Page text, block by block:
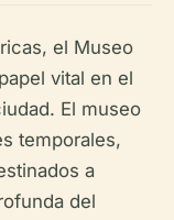
el Museo
vital en el
El museo
temporales,
a
del